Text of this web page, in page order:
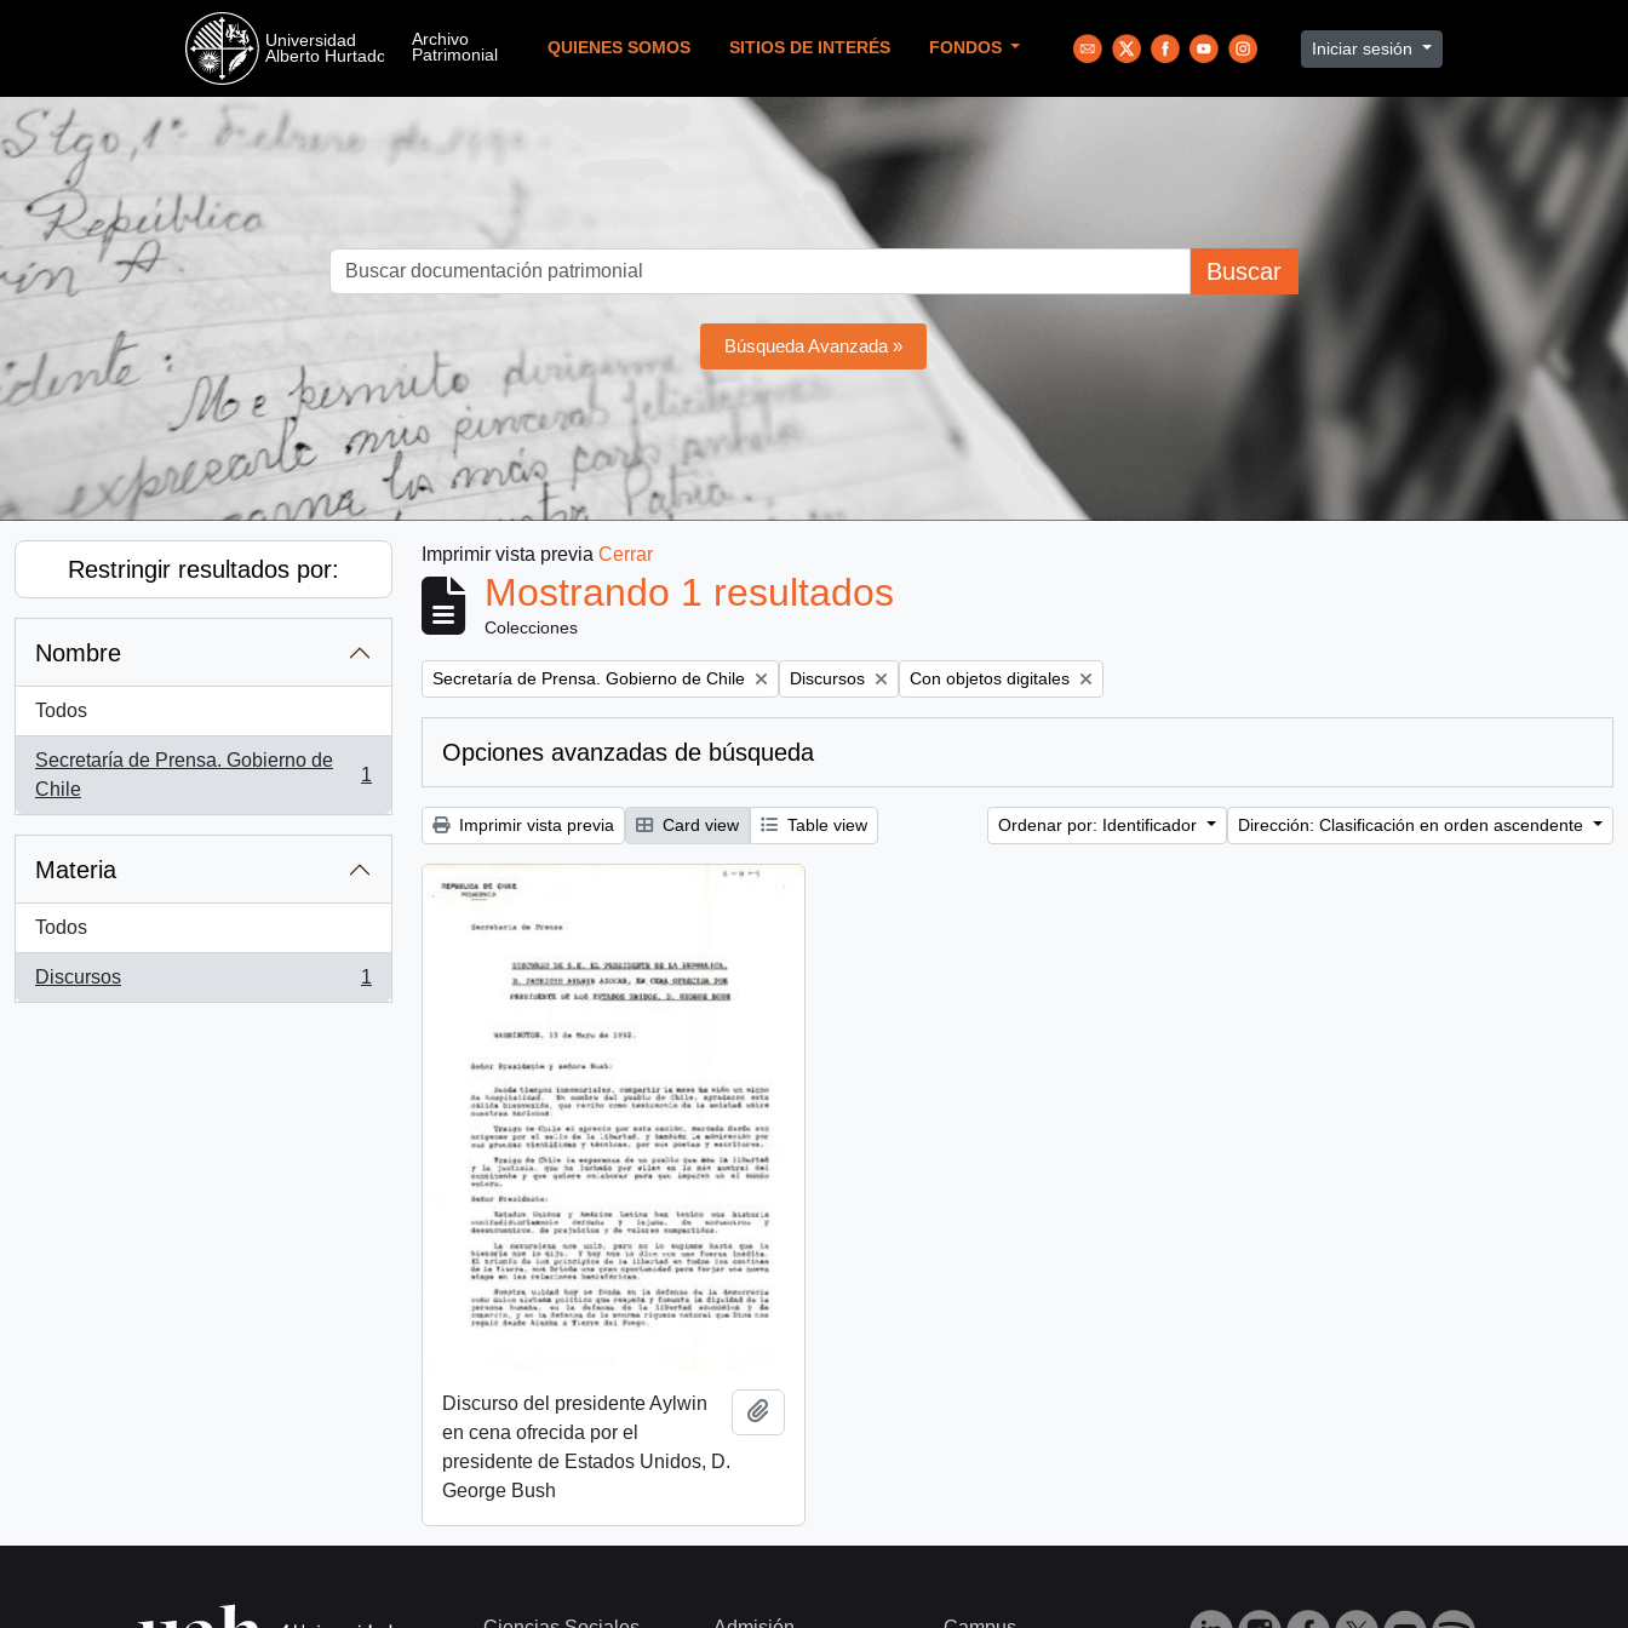
QUIENES SOMOS SITIOS DE INTERÉS FONDOS Iniciar sesión
Buscar
Búsqueda Avanzada »
Restringir resultados por:
Nombre
Todos
Secretaría de Prensa. Gobierno de
Chile
, 1 resultados
1
Materia
Todos
Discursos
, 1 resultados
1
Imprimir vista previa Cerrar
Mostrando 1 resultados
Colecciones
Remove filter:
Secretaría de Prensa. Gobierno de Chile Remove filter:
Discursos Remove filter:
Con objetos digitales
Opciones avanzadas de búsqueda
Imprimir vista previa Card view Table view Ordenar por: Identificador Dirección: Clasificación en orden ascendente
Discurso del presidente Aylwin
en cena ofrecida por el
presidente de Estados Unidos, D.
George Bush